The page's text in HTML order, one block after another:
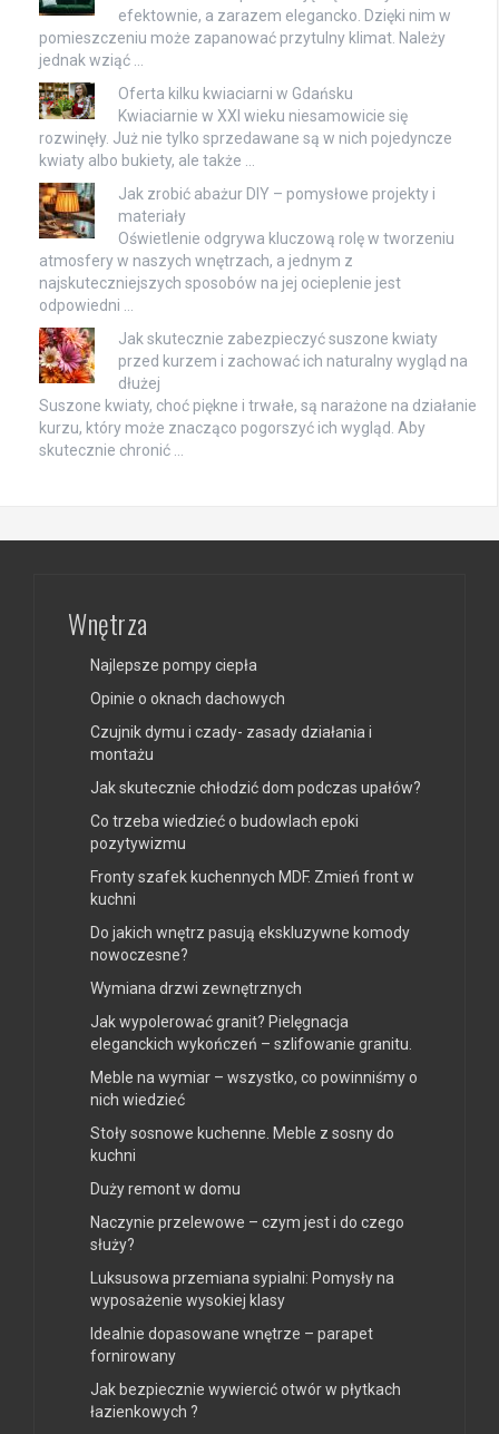
efektownie, a zarazem elegancko. Dzięki nim w
pomieszczeniu może zapanować przytulny klimat. Należy
jednak wziąć …
Oferta kilku kwiaciarni w Gdańsku
Kwiaciarnie w XXI wieku niesamowicie się
rozwinęły. Już nie tylko sprzedawane są w nich pojedyncze
kwiaty albo bukiety, ale także …
Jak zrobić abażur DIY – pomysłowe projekty i
materiały
Oświetlenie odgrywa kluczową rolę w tworzeniu
atmosfery w naszych wnętrzach, a jednym z
najskuteczniejszych sposobów na jej ocieplenie jest
odpowiedni …
Jak skutecznie zabezpieczyć suszone kwiaty
przed kurzem i zachować ich naturalny wygląd na
dłużej
Suszone kwiaty, choć piękne i trwałe, są narażone na działanie
kurzu, który może znacząco pogorszyć ich wygląd. Aby
skutecznie chronić …
Wnętrza
Najlepsze pompy ciepła
Opinie o oknach dachowych
Czujnik dymu i czady- zasady działania i
montażu
Jak skutecznie chłodzić dom podczas upałów?
Co trzeba wiedzieć o budowlach epoki
pozytywizmu
Fronty szafek kuchennych MDF. Zmień front w
kuchni
Do jakich wnętrz pasują ekskluzywne komody
nowoczesne?
Wymiana drzwi zewnętrznych
Jak wypolerować granit? Pielęgnacja
eleganckich wykończeń – szlifowanie granitu.
Meble na wymiar – wszystko, co powinniśmy o
nich wiedzieć
Stoły sosnowe kuchenne. Meble z sosny do
kuchni
Duży remont w domu
Naczynie przelewowe – czym jest i do czego
służy?
Luksusowa przemiana sypialni: Pomysły na
wyposażenie wysokiej klasy
Idealnie dopasowane wnętrze – parapet
fornirowany
Jak bezpiecznie wywiercić otwór w płytkach
łazienkowych ?